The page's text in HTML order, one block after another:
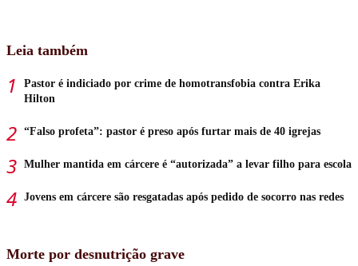
Leia também
Pastor é indiciado por crime de homotransfobia contra Erika
Hilton
“Falso profeta”: pastor é preso após furtar mais de 40 igrejas
Mulher mantida em cárcere é “autorizada” a levar filho para escola
Jovens em cárcere são resgatadas após pedido de socorro nas redes
Morte por desnutrição grave